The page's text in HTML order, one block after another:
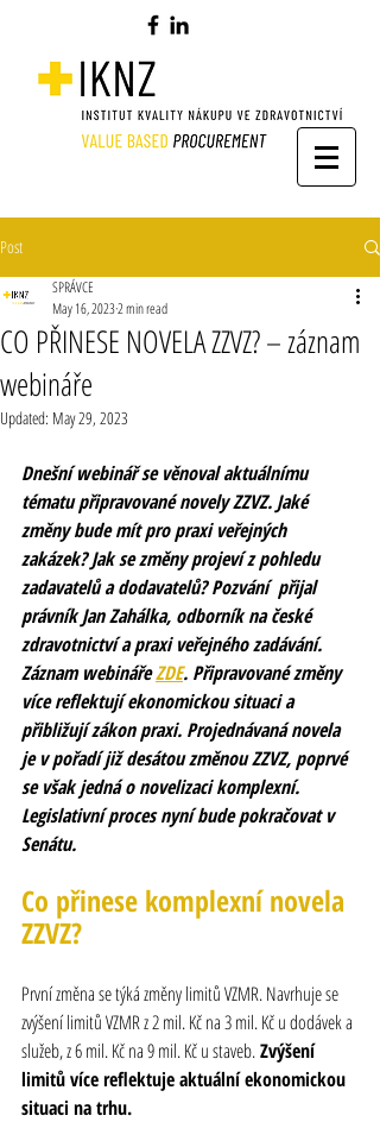
Post
CO PŘINESE NOVELA ZZVZ? – záznam
webináře
SPRÁVCE
May 16, 20232 min read
Updated: May 29, 2023
Dnešní webinář se věnoval aktuálnímu
tématu připravované novely ZZVZ. Jaké
změny bude mít pro praxi veřejných
zakázek? Jak se změny projeví z pohledu
zadavatelů a dodavatelů? Pozvání  přijal
právník Jan Zahálka, odborník na české
zdravotnictví a praxi veřejného zadávání.
Záznam webináře ZDE. Připravované změny
více reflektují ekonomickou situaci a
přibližují zákon praxi. Projednávaná novela
je v pořadí již desátou změnou ZZVZ, poprvé
se však jedná o novelizaci komplexní.
Legislativní proces nyní bude pokračovat v
Senátu.
Co přinese komplexní novela
ZZVZ?
První změna se týká změny limitů VZMR. Navrhuje se
zvýšení limitů VZMR z 2 mil. Kč na 3 mil. Kč u dodávek a
služeb, z 6 mil. Kč na 9 mil. Kč u staveb. Zvýšení
limitů více reflektuje aktuální ekonomickou
situaci na trhu.